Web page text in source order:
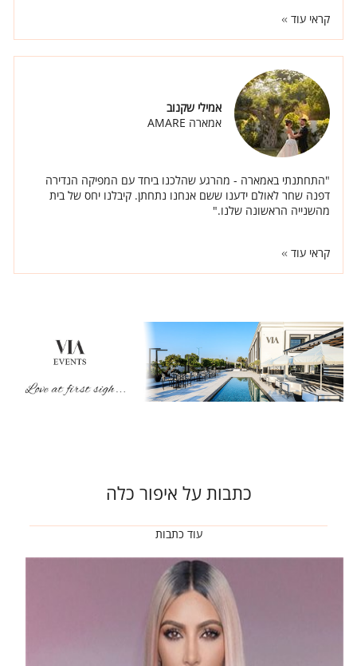
קראי עוד
אמילי שקנוב
אמארה AMARE
"התחתנתי באמארה - מהרגע שהלכנו ביחד עם המפיקה הנדירה
דפנה שחר לאולם ידענו ששם אנחנו נתחתן. קיבלנו יחס של בית
מהשנייה הראשונה שלנו."
קראי עוד
כתבות על איפור כלה
עוד כתבות